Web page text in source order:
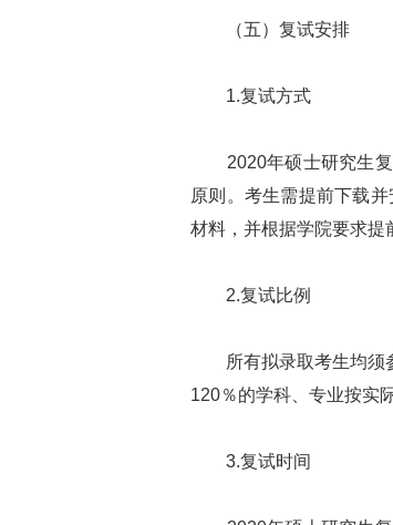
（五）复试安排
1.复试方式
2020年硕士研究生复
原则。考生需提前下载
材料，并根据学院要求提
2.复试比例
所有拟录取考生均须参
120％的学科、专业按实
3.复试时间